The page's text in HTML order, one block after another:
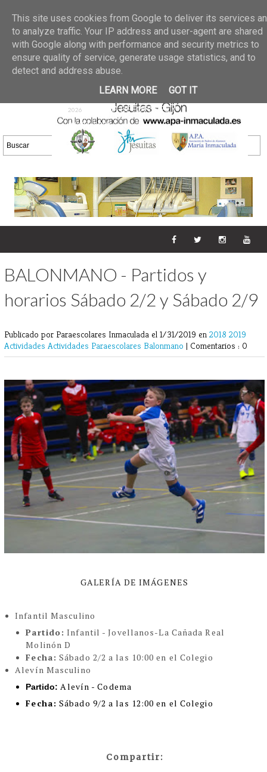
02 jun 2026
GALERIA DE FOTOS
30/05/2026
25 may 2026
GALERIA
DE FOTOS 23/05/2026
20 may
2026
GALERIA DE FOTOS
16/05/2026
DE FOTOS 09/05/2026
28 abr
2026
GALERIA DE FOTOS 25 Y
26/04/2026
BALONMANO - Partidos y
horarios Sábado 2/2 y Sábado 2/9
Publicado por Paraescolares Inmaculada el 1/31/2019 en 2018 2019
Actividades Actividades Paraescolares Balonmano | Comentarios : 0
GALERÍA DE IMÁGENES
Infantil Masculino
Partido: Infantil - Jovellanos-La Cañada Real
Molinón D
Fecha: Sábado 2/2 a las 10:00 en el Colegio
Alevín Masculino
Partido: Alevín - Codema
Fecha: Sábado 9/2 a las 12:00 en el Colegio
Compartir:
This site uses cookies from Google to deliver its services
to analyze traffic. Your IP address and user-agent are shared
with Google along with performance and security metrics to
ensure quality of service, generate usage statistics, and to
detect and address abuse.
LEARN MORE
GOT IT